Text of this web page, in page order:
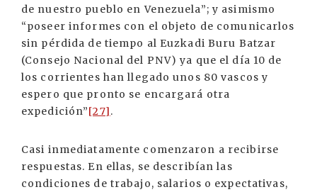
de nuestro pueblo en Venezuela”; y asimismo
“poseer informes con el objeto de comunicarlos
sin pérdida de tiempo al Euzkadi Buru Batzar
(Consejo Nacional del PNV) ya que el día 10 de
los corrientes han llegado unos 80 vascos y
espero que pronto se encargará otra
expedición”[27].
Casi inmediatamente comenzaron a recibirse
respuestas. En ellas, se describían las
condiciones de trabajo, salarios o expectativas,